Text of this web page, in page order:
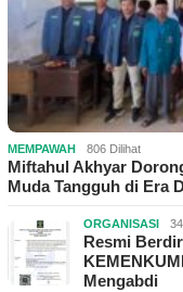
MEMPAWAH 806 Dilihat
Miftahul Akhyar
Muda Tangguh di Era
ORGANISASI
Resmi
Mengabdi